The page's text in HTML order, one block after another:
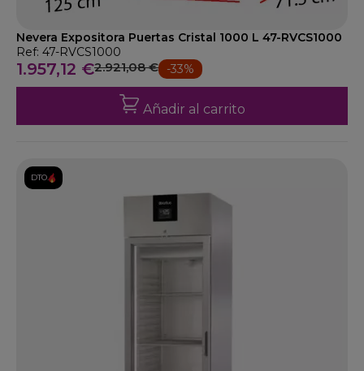
Nevera Expositora Puertas Cristal 1000 L 47-RVCS1000
Ref: 47-RVCS1000
1.957,12 €2.921,08 € -33%
Añadir al carrito
DTO.